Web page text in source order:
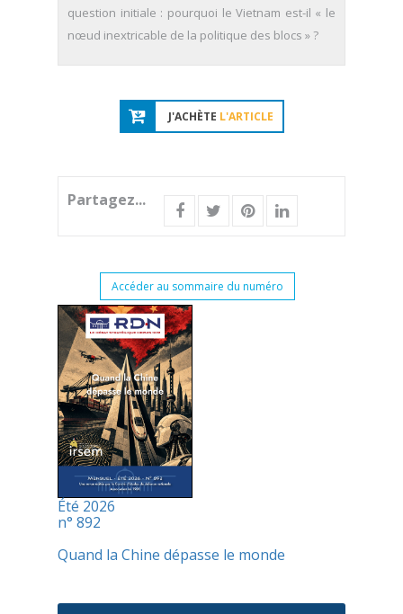
question initiale : pourquoi le Vietnam est-il « le
nœud inextricable de la politique des blocs » ?
J'ACHÈTE L'ARTICLE
Partagez...
Accéder au sommaire du numéro
Été 2026
n° 892
Quand la Chine dépasse le monde